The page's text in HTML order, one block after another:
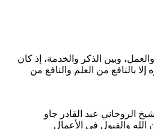
وبين الذكر والخدمة، إذ كان
بالنافع من العلم والنافع من